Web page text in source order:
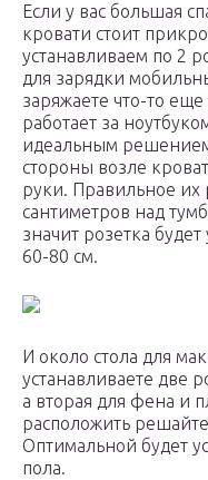
Если у вас большая
кровати стоит
устанавливаем по 2
для зарядки
заряжаете что-то
работает за
идеальным решением
стороны возле
руки. Правильное их
сантиметров над
значит розетка
60-80 см.
И около стола для
устанавливаете две
а вторая для фена и
расположить
Оптимальной будет
пола.